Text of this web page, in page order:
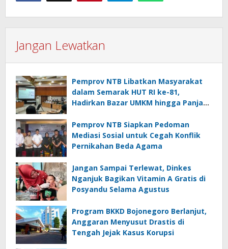
Jangan Lewatkan
Pemprov NTB Libatkan Masyarakat
dalam Semarak HUT RI ke-81,
Hadirkan Bazar UMKM hingga Panjat
Pemprov NTB Siapkan Pedoman
Mediasi Sosial untuk Cegah Konflik
Pernikahan Beda Agama
Jangan Sampai Terlewat, Dinkes
Nganjuk Bagikan Vitamin A Gratis di
Posyandu Selama Agustus
Program BKKD Bojonegoro Berlanjut,
Anggaran Menyusut Drastis di
Tengah Jejak Kasus Korupsi